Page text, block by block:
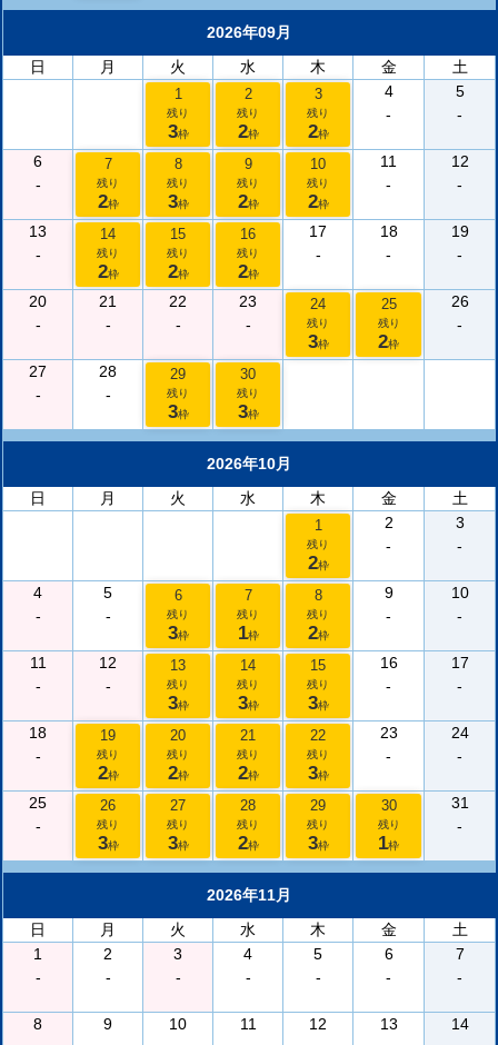
2026年09月
日
月 火 水 木 金 土
1
残り
3枠
2
残り
2枠
3
残り
2枠
4
-
5
-
6
-
7
残り
2枠
8
残り
3枠
9
残り
2枠
10
残り
2枠
11
-
12
-
13
-
14
残り
2枠
15
残り
2枠
16
残り
2枠
17
-
18
-
19
-
20
-
21
-
22
-
23
-
24
残り
3枠
25
残り
2枠
26
-
27
-
28
-
29
残り
3枠
30
残り
3枠
2026年10月
日
月 火 水 木 金 土
1
残り
2枠
2
-
3
-
4
-
5
-
6
残り
3枠
7
残り
1枠
8
残り
2枠
9
-
10
-
11
-
12
-
13
残り
3枠
14
残り
3枠
15
残り
3枠
16
-
17
-
18
-
19
残り
2枠
20
残り
2枠
21
残り
2枠
22
残り
3枠
23
-
24
-
25
-
26
残り
3枠
27
残り
3枠
28
残り
2枠
29
残り
3枠
30
残り
1枠
31
-
2026年11月
日
月 火 水 木 金
土
1
-
2
-
3
-
4
-
5
-
6
-
7
-
8
9
10
11
12
13
14